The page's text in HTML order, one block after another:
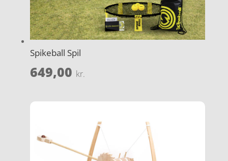
Spikeball Spil
649,00 kr.